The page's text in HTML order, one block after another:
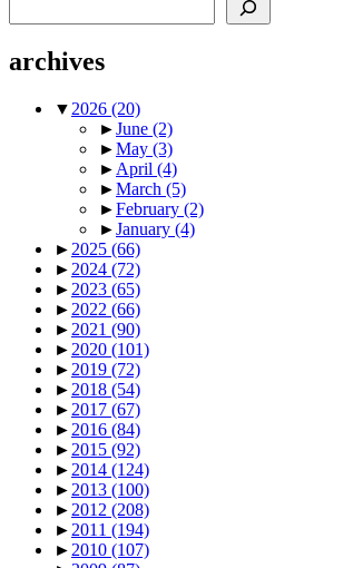
archives
▼ 2026 (20)
►June (2)
►May (3)
► April (4)
►March (5)
►February (2)
►January (4)
► 2025 (66)
► 2024 (72)
► 2023 (65)
► 2022 (66)
► 2021 (90)
► 2020 (101)
► 2019 (72)
► 2018 (54)
► 2017 (67)
► 2016 (84)
► 2015 (92)
► 2014 (124)
► 2013 (100)
► 2012 (208)
► 2011 (194)
► 2010 (107)